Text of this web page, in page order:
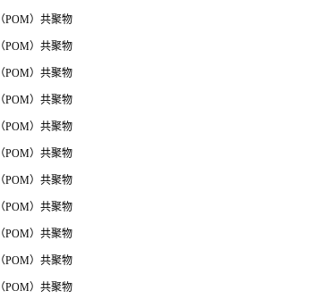
（POM）共聚物
（POM）共聚物
（POM）共聚物
（POM）共聚物
（POM）共聚物
（POM）共聚物
（POM）共聚物
（POM）共聚物
（POM）共聚物
（POM）共聚物
（POM）共聚物